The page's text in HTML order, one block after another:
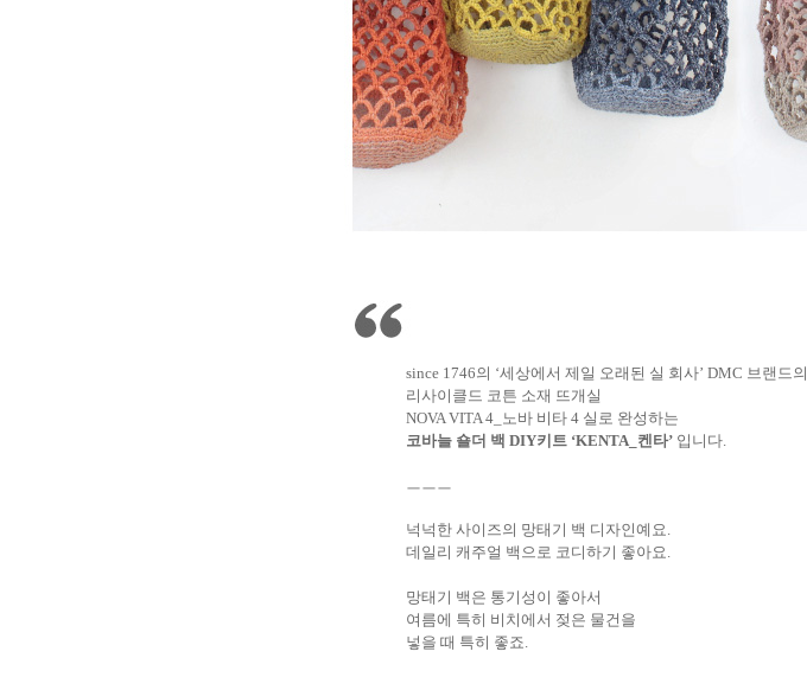
since 1746의 ‘세상에서 제일 오래된 실 회사’ DMC 브랜드의
리사이클드 코튼 소재 뜨개실
NOVA VITA 4_노바 비타 4 실로 완성하는
코바늘 숄더 백 DIY키트 ‘KENTA_ 켄타’ 입니다.
ㅡㅡㅡ
넉넉한 사이즈의 망태기 백 디자인예요.
데일리 캐주얼 백으로 코디하기 좋아요.
망태기 백은 통기성이 좋아서
여름에 특히 비치에서 젖은 물건을
넣을 때 특히 좋죠.